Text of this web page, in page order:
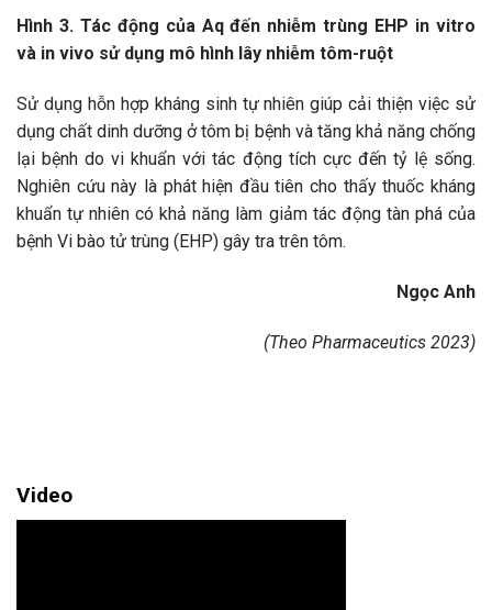
Hình 3. Tác động của Aq đến nhiễm trùng EHP in vitro
và in vivo sử dụng mô hình lây nhiễm tôm-ruột
Sử dụng hỗn hợp kháng sinh tự nhiên giúp cải thiện việc sử
dụng chất dinh dưỡng ở tôm bị bệnh và tăng khả năng chống
lại bệnh do vi khuẩn với tác động tích cực đến tỷ lệ sống.
Nghiên cứu này là phát hiện đầu tiên cho thấy thuốc kháng
khuẩn tự nhiên có khả năng làm giảm tác động tàn phá của
bệnh Vi bào tử trùng (EHP) gây tra trên tôm.
Ngọc Anh
(Theo Pharmaceutics 2023)
Video